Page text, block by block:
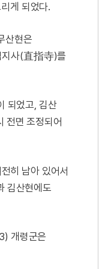
게 되었다.
산현은
지사(直指寺)를
되었고, 김산
전면 조정되어
히 남아 있어서
김산현에도
개령군은